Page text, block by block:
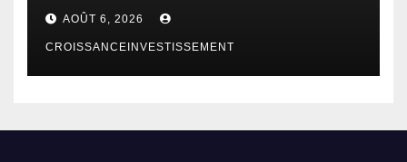
AOÛT 6, 2026
CROISSANCEINVESTISSEMENT